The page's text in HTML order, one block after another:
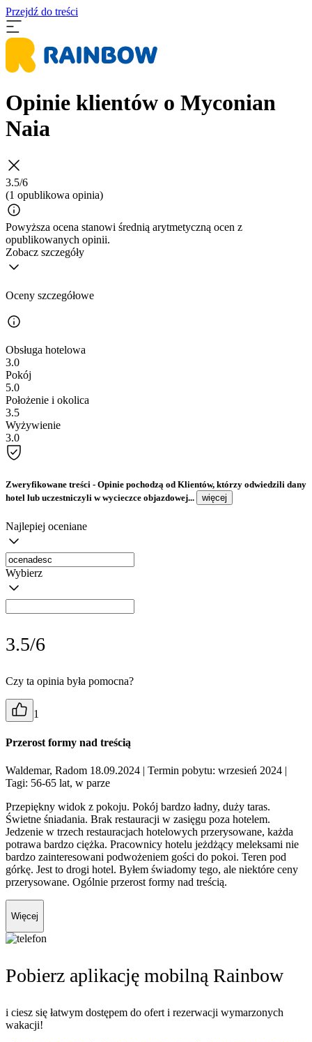
Przejdź do treści
Opinie klientów o Myconian
Naia
3.5/6
(1 opublikowa opinia)
Powyższa ocena stanowi średnią arytmetyczną ocen z
opublikowanych opinii.
Zobacz szczegóły
Oceny szczegółowe
Obsługa hotelowa
3.0
Pokój
5.0
Położenie i okolica
3.5
Wyżywienie
3.0
Zweryfikowane treści - Opinie pochodzą od Klientów, którzy odwiedzili dany
hotel lub uczestniczyli w wycieczce objazdowej...
więcej
Najlepiej oceniane
Wybierz
3.5/6
Czy ta opinia była pomocna?
1
Przerost formy nad treścią
Waldemar, Radom 18.09.2024 | Termin pobytu: wrzesień 2024 |
Tagi: 56-65 lat, w parze
Przepiękny widok z pokoju. Pokój bardzo ładny, duży taras.
Świetne śniadania. Brak restauracji w zasięgu poza hotelem.
Jedzenie w trzech restauracjach hotelowych przerysowane, każda
potrawa bardzo ciężka. Pracownicy hotelu jeżdżący meleksami nie
bardzo zainteresowani podwożeniem gości do pokoi. Teren pod
górkę. Jest to drogi hotel. Byłem świadomy tego, ale niektóre ceny
przerysowane. Ogólnie przerost formy nad treścią.
Więcej
Pobierz aplikację mobilną Rainbow
i ciesz się łatwym dostępem do ofert i rezerwacji wymarzonych
wakacji!